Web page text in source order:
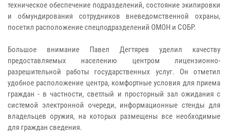
техническое обеспечение подразделений, состояние экипировки
и обмундирования сотрудников вневедомственной охраны,
посетил расположение спецподразделений ОМОН и СОБР.
Большое внимание Павел Дегтярев уделил качеству
предоставляемых населению центром лицензионно-
разрешительной работы государственных услуг. Он отметил
удобное расположение центра, комфортные условия для приема
граждан - в частности, светлый и просторный зал ожидания с
системой электронной очереди, информационные стенды для
владельцев оружия, на которых размещены все необходимые
для граждан сведения.